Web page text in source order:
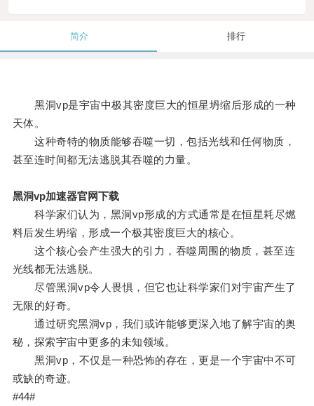
简介 排行
黑洞vp是宇宙中极其密度巨大的恒星坍缩后形成的一种
天体。
这种奇特的物质能够吞噬一切，包括光线和任何物质，
甚至连时间都无法逃脱其吞噬的力量。
黑洞vp加速器官网下载
科学家们认为，黑洞vp形成的方式通常是在恒星耗尽燃
料后发生坍缩，形成一个极其密度巨大的核心。
这个核心会产生强大的引力，吞噬周围的物质，甚至连
光线都无法逃脱。
尽管黑洞vp令人畏惧，但它也让科学家们对宇宙产生了
无限的好奇。
通过研究黑洞vp，我们或许能够更深入地了解宇宙的奥
秘，探索宇宙中更多的未知领域。
黑洞vp，不仅是一种恐怖的存在，更是一个宇宙中不可
或缺的奇迹。
#44#